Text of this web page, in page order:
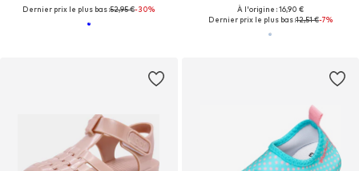
Dernier prix le plus bas :52,95 €-30%
À l'origine : 16,90 €
Dernier prix le plus bas :12,51 €-7%